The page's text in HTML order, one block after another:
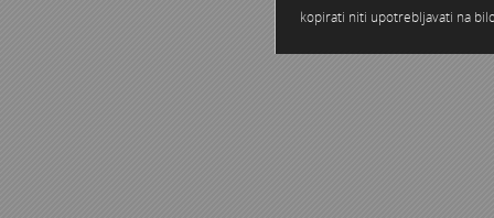
kopirati niti upotrebljavati na bilo